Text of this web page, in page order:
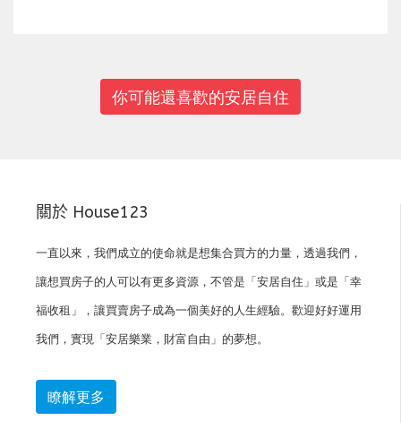
你可能還喜歡的安居自住
關於 House123
一直以來，我們成立的使命就是想集合買方的力量，透過我們，
讓想買房子的人可以有更多資源，不管是「安居自住」或是「幸
福收租」，讓買賣房子成為一個美好的人生經驗。歡迎好好運用
我們，實現「安居樂業，財富自由」的夢想。
瞭解更多